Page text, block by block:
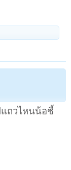
ถวไหนน้อชี้